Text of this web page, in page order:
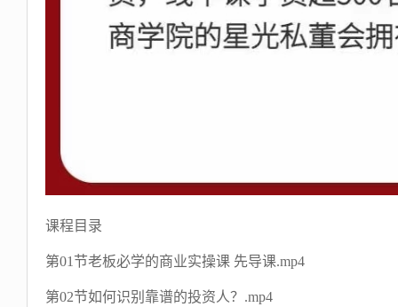
课程目录
第01节老板必学的商业实操课 先导课.mp4
第02节如何识别靠谱的投资人？.mp4